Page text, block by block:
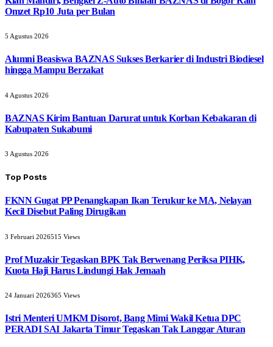
Omzet Rp10 Juta per Bulan
5 Agustus 2026
Alumni Beasiswa BAZNAS Sukses Berkarier di Industri Biodiesel
hingga Mampu Berzakat
4 Agustus 2026
BAZNAS Kirim Bantuan Darurat untuk Korban Kebakaran di
Kabupaten Sukabumi
3 Agustus 2026
Top Posts
FKNN Gugat PP Penangkapan Ikan Terukur ke MA, Nelayan
Kecil Disebut Paling Dirugikan
3 Februari 2026515 Views
Prof Muzakir Tegaskan BPK Tak Berwenang Periksa PIHK,
Kuota Haji Harus Lindungi Hak Jemaah
24 Januari 2026365 Views
Istri Menteri UMKM Disorot, Bang Mimi Wakil Ketua DPC
PERADI SAI Jakarta Timur Tegaskan Tak Langgar Aturan